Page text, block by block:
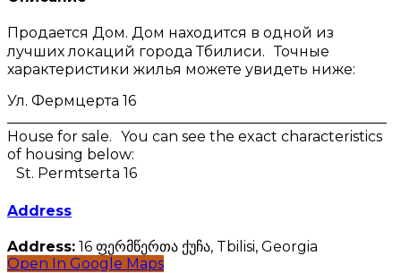
Продается Дом. Дом находится в одной из
лучших локаций города Тбилиси. Точные
характеристики жилья можете увидеть ниже:
Ул. Фермцерта 16
House for sale. You can see the exact characteristics
of housing below:
St. Permtserta 16
Address
Address: 16 ფერმწერთა ქუჩა, Tbilisi, Georgia
Open In Google Maps